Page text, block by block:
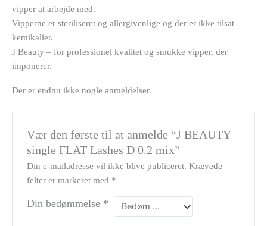
vipper at arbejde med.
Vipperne er steriliseret og allergivenlige og der er ikke tilsat
kemikalier.
J Beauty – for professionel kvalitet og smukke vipper, der
imponerer.
Der er endnu ikke nogle anmeldelser.
Vær den første til at anmelde “J BEAUTY
single FLAT Lashes D 0.2 mix”
Din e-mailadresse vil ikke blive publiceret. Krævede
felter er markeret med *
Din bedømmelse *